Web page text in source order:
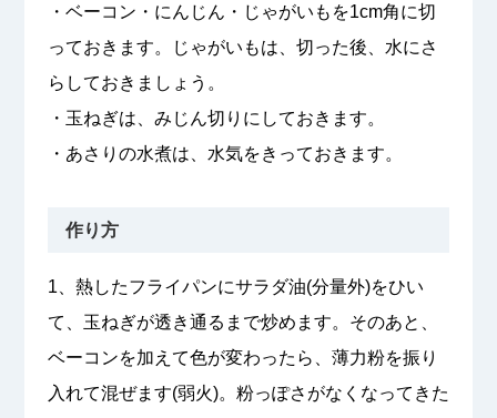
・ベーコン・にんじん・じゃがいもを1cm角に切
っておきます。じゃがいもは、切った後、水にさ
らしておきましょう。
・玉ねぎは、みじん切りにしておきます。
・あさりの水煮は、水気をきっておきます。
作り方
1、熱したフライパンにサラダ油(分量外)をひい
て、玉ねぎが透き通るまで炒めます。そのあと、
ベーコンを加えて色が変わったら、薄力粉を振り
入れて混ぜます(弱火)。粉っぽさがなくなってきた